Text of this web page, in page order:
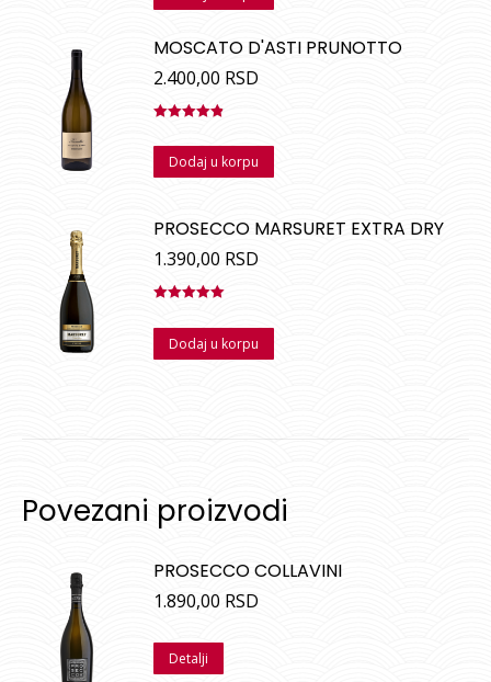
MOSCATO D'ASTI PRUNOTTO
2.400,00 RSD
sa4.88od
Dodaj u korpu
PROSECCO MARSURET EXTRA DRY
1.390,00 RSD
sa5.00od
Dodaj u korpu
Povezani proizvodi
PROSECCO COLLAVINI
1.890,00 RSD
Detalji